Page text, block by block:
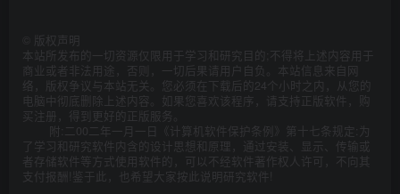
版权声明
本站所发布的一切资源仅限用于学习和研究目的;不得将上述内容用于
商业或者非法用途，否则，一切后果请用户自负。本站信息来自网
络，版权争议与本站无关。您必须在下载后的24个小时之内，从您的
电脑中彻底删除上述内容。如果您喜欢该程序，请支持正版软件，购
买注册，得到更好的正版服务。
附:二00二年一月一日《计算机软件保护条例》第十七条规定:为
了学习和研究软件内含的设计思想和原理，通过安装、显示、传输或
者存储软件等方式使用软件的，可以不经软件著作权人许可，不向其
支付报酬!鉴于此，也希望大家按此说明研究软件!